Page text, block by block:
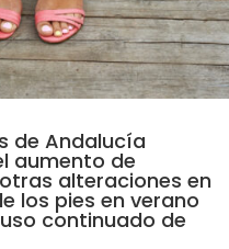
de Andalucía
aumento de
alteraciones en
los pies en verano
continuado de